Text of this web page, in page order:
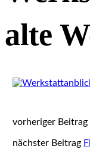
alte
vorheriger Beitrag
nächster Beitrag